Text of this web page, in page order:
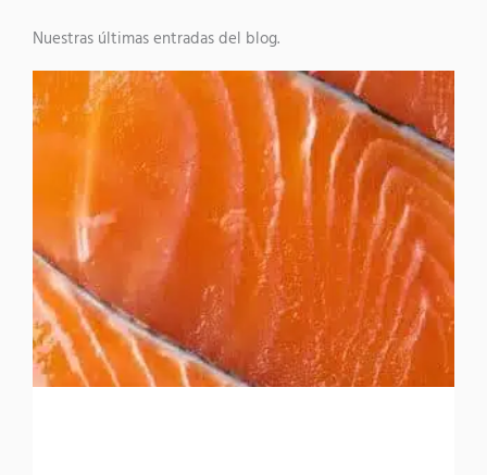
Nuestras últimas entradas del blog.